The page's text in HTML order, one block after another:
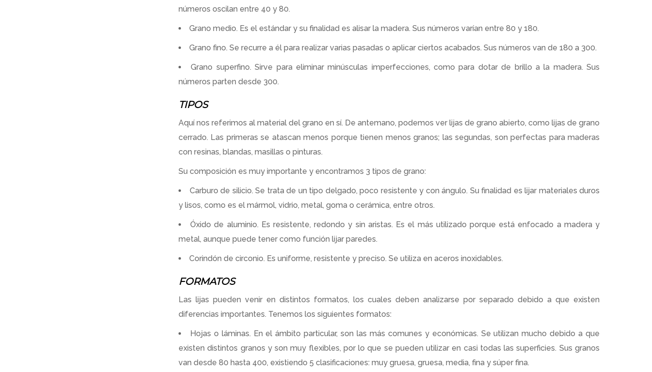
números oscilan entre 40 y 80.
Grano medio. Es el estándar y su finalidad es alisar la madera. Sus números varían entre 80 y 180.
Grano fino. Se recurre a él para realizar varias pasadas o aplicar ciertos acabados. Sus números van de 180 a 300.
Grano superfino. Sirve para eliminar minúsculas imperfecciones, como para dotar de brillo a la madera. Sus
números parten desde 300.
TIPOS
Aquí nos referimos al material del grano en sí. De antemano, podemos ver lijas de grano abierto, como lijas de grano
cerrado. Las primeras se atascan menos porque tienen menos granos; las segundas, son perfectas para maderas
con resinas, blandas, masillas o pinturas.
Su composición es muy importante y encontramos 3 tipos de grano:
Carburo de silicio. Se trata de un tipo delgado, poco resistente y con ángulo. Su finalidad es lijar materiales duros
y lisos, como es el mármol, vidrio, metal, goma o cerámica, entre otros.
Óxido de aluminio. Es resistente, redondo y sin aristas. Es el más utilizado porque está enfocado a madera y
metal, aunque puede tener como función lijar paredes.
Corindón de circonio. Es uniforme, resistente y preciso. Se utiliza en aceros inoxidables.
FORMATOS
Las lijas pueden venir en distintos formatos, los cuales deben analizarse por separado debido a que existen
diferencias importantes. Tenemos los siguientes formatos:
Hojas o láminas. En el ámbito particular, son las más comunes y económicas. Se utilizan mucho debido a que
existen distintos granos y son muy flexibles, por lo que se pueden utilizar en casi todas las superficies. Sus granos
van desde 80 hasta 400, existiendo 5 clasificaciones: muy gruesa, gruesa, media, fina y súper fina.